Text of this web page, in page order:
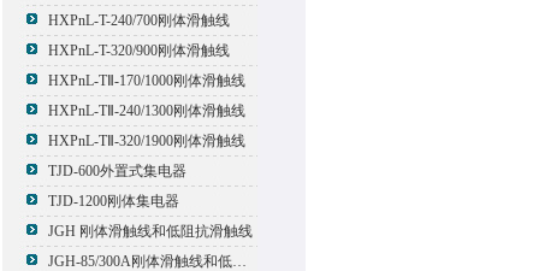
HXPnL-T-240/700刚体滑触线
HXPnL-T-320/900刚体滑触线
HXPnL-TⅡ-170/1000刚体滑触线
HXPnL-TⅡ-240/1300刚体滑触线
HXPnL-TⅡ-320/1900刚体滑触线
TJD-600外置式集电器
TJD-1200刚体集电器
JGH 刚体滑触线和低阻抗滑触线
JGH-85/300A刚体滑触线和低阻抗滑触线